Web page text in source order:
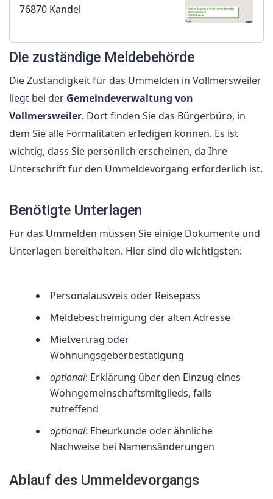
76870 Kandel
Die zuständige Meldebehörde
Die Zuständigkeit für das Ummelden in Vollmersweiler
liegt bei der Gemeindeverwaltung von
Vollmersweiler. Dort finden Sie das Bürgerbüro, in
dem Sie alle Formalitäten erledigen können. Es ist
wichtig, dass Sie persönlich erscheinen, da Ihre
Unterschrift für den Ummeldevorgang erforderlich ist.
Benötigte Unterlagen
Für das Ummelden müssen Sie einige Dokumente und
Unterlagen bereithalten. Hier sind die wichtigsten:
Personalausweis oder Reisepass
Meldebescheinigung der alten Adresse
Mietvertrag oder
Wohnungsgeberbestätigung
optional: Erklärung über den Einzug eines
Wohngemeinschaftsmitglieds, falls
zutreffend
optional: Eheurkunde oder ähnliche
Nachweise bei Namensänderungen
Ablauf des Ummeldevorgangs